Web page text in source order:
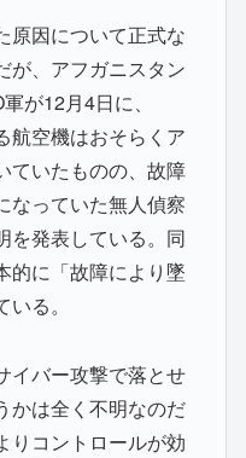
原因について正式な
が、アフガニスタン
が12月4日に、
航空機はおそらくア
ていたものの、故障
なっていた無人偵察
を発表している。同
的に「故障により墜
る。
イバー攻撃で落とせ
かは全く不明なのだ
りコントロールが効